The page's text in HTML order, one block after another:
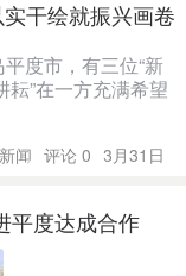
干绘就振兴画卷
度市，有三位“新
耘”在一方充满希望
闻 评论 0 3月31日
平度达成合作